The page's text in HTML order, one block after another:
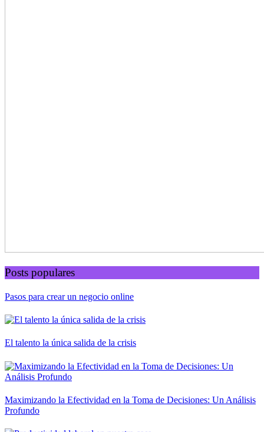
Posts populares
Pasos para crear un negocio online
El talento la única salida de la crisis
Maximizando la Efectividad en la Toma de Decisiones: Un Análisis
Profundo